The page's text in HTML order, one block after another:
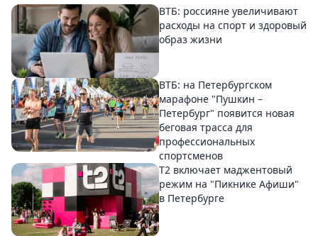
ВТБ: россияне увеличивают
расходы на спорт и здоровый
образ жизни
ВТБ: на Петербургском
марафоне "Пушкин –
Петербург" появится новая
беговая трасса для
профессиональных
спортсменов
Т2 включает маджентовый
режим на "Пикнике Афиши"
в Петербурге